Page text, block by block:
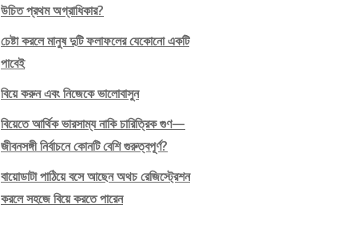
উচিত প্রথম অগ্রাধিকার?
চেষ্টা করলে মানুষ দুটি ফলাফলের যেকোনো একটি
পাবেই
বিয়ে করুন এবং নিজেকে ভালোবাসুন
বিয়েতে আর্থিক ভারসাম্য নাকি চারিত্রিক গুণ—
জীবনসঙ্গী নির্বাচনে কোনটি বেশি গুরুত্বপূর্ণ?
বায়োডাটা পাঠিয়ে বসে আছেন অথচ রেজিস্ট্রেশন
করলে সহজে বিয়ে করতে পারেন